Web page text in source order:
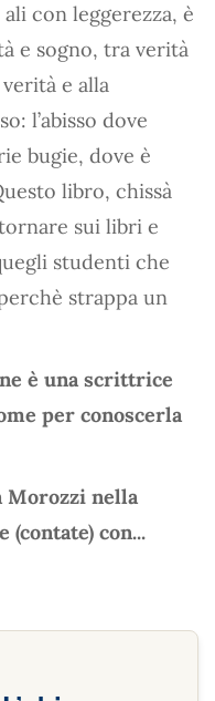
con leggerezza, è
e sogno, tra verità
e alla
l’abisso dove
bugie, dove è
libro, chissà
sui libri e
studenti che
strappa un
è una scrittrice
per conoscerla
Morozzi nella
con...